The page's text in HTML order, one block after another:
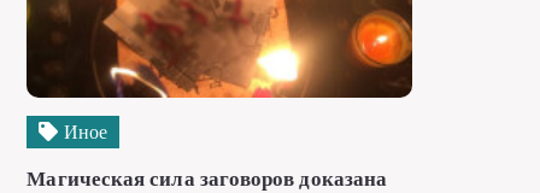
Иное
Магическая сила заговоров доказана